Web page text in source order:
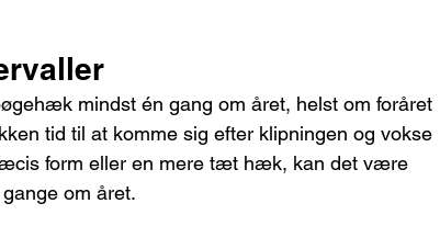
mindst én gang om året, helst om foråret
tid til at komme sig efter klipningen og vokse
form eller en mere tæt hæk, kan det være
om året.